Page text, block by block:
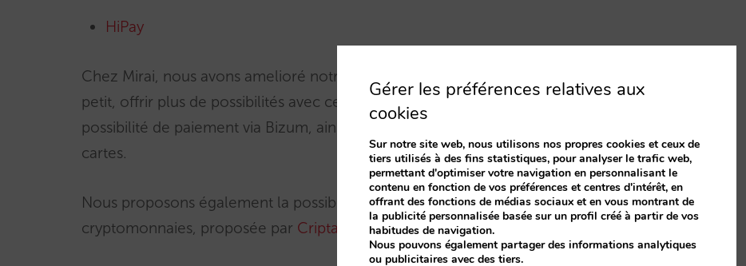
HiPay
Chez Mirai, nous avons amelioré notre intégration avec Redsys pour pouvoir, petit à
petit, offrir plus de possibilités avec cette plateforme de paiement. Nous avons inclus la
possibilité de paiement via Bizum, ainsi que la pré-autorisation et la tokenisation des
cartes.
Nous proposons également la possibilité de proposer le paiement en Bitcoins et autres
cryptomonnaies, proposée par Criptan
Gérer les préférences relatives aux
cookies
Sur notre site web, nous utilisons nos propres cookies et ceux de
tiers utilisés à des fins statistiques, pour analyser le trafic web,
permettant d'optimiser votre navigation en personnalisant le
contenu en fonction de vos préférences et centres d'intérêt, en
offrant des fonctions de médias sociaux et en vous montrant de
la publicité personnalisée basée sur un profil créé à partir de vos
habitudes de navigation.
Nous pouvons également partager des informations analytiques
ou publicitaires avec des tiers.